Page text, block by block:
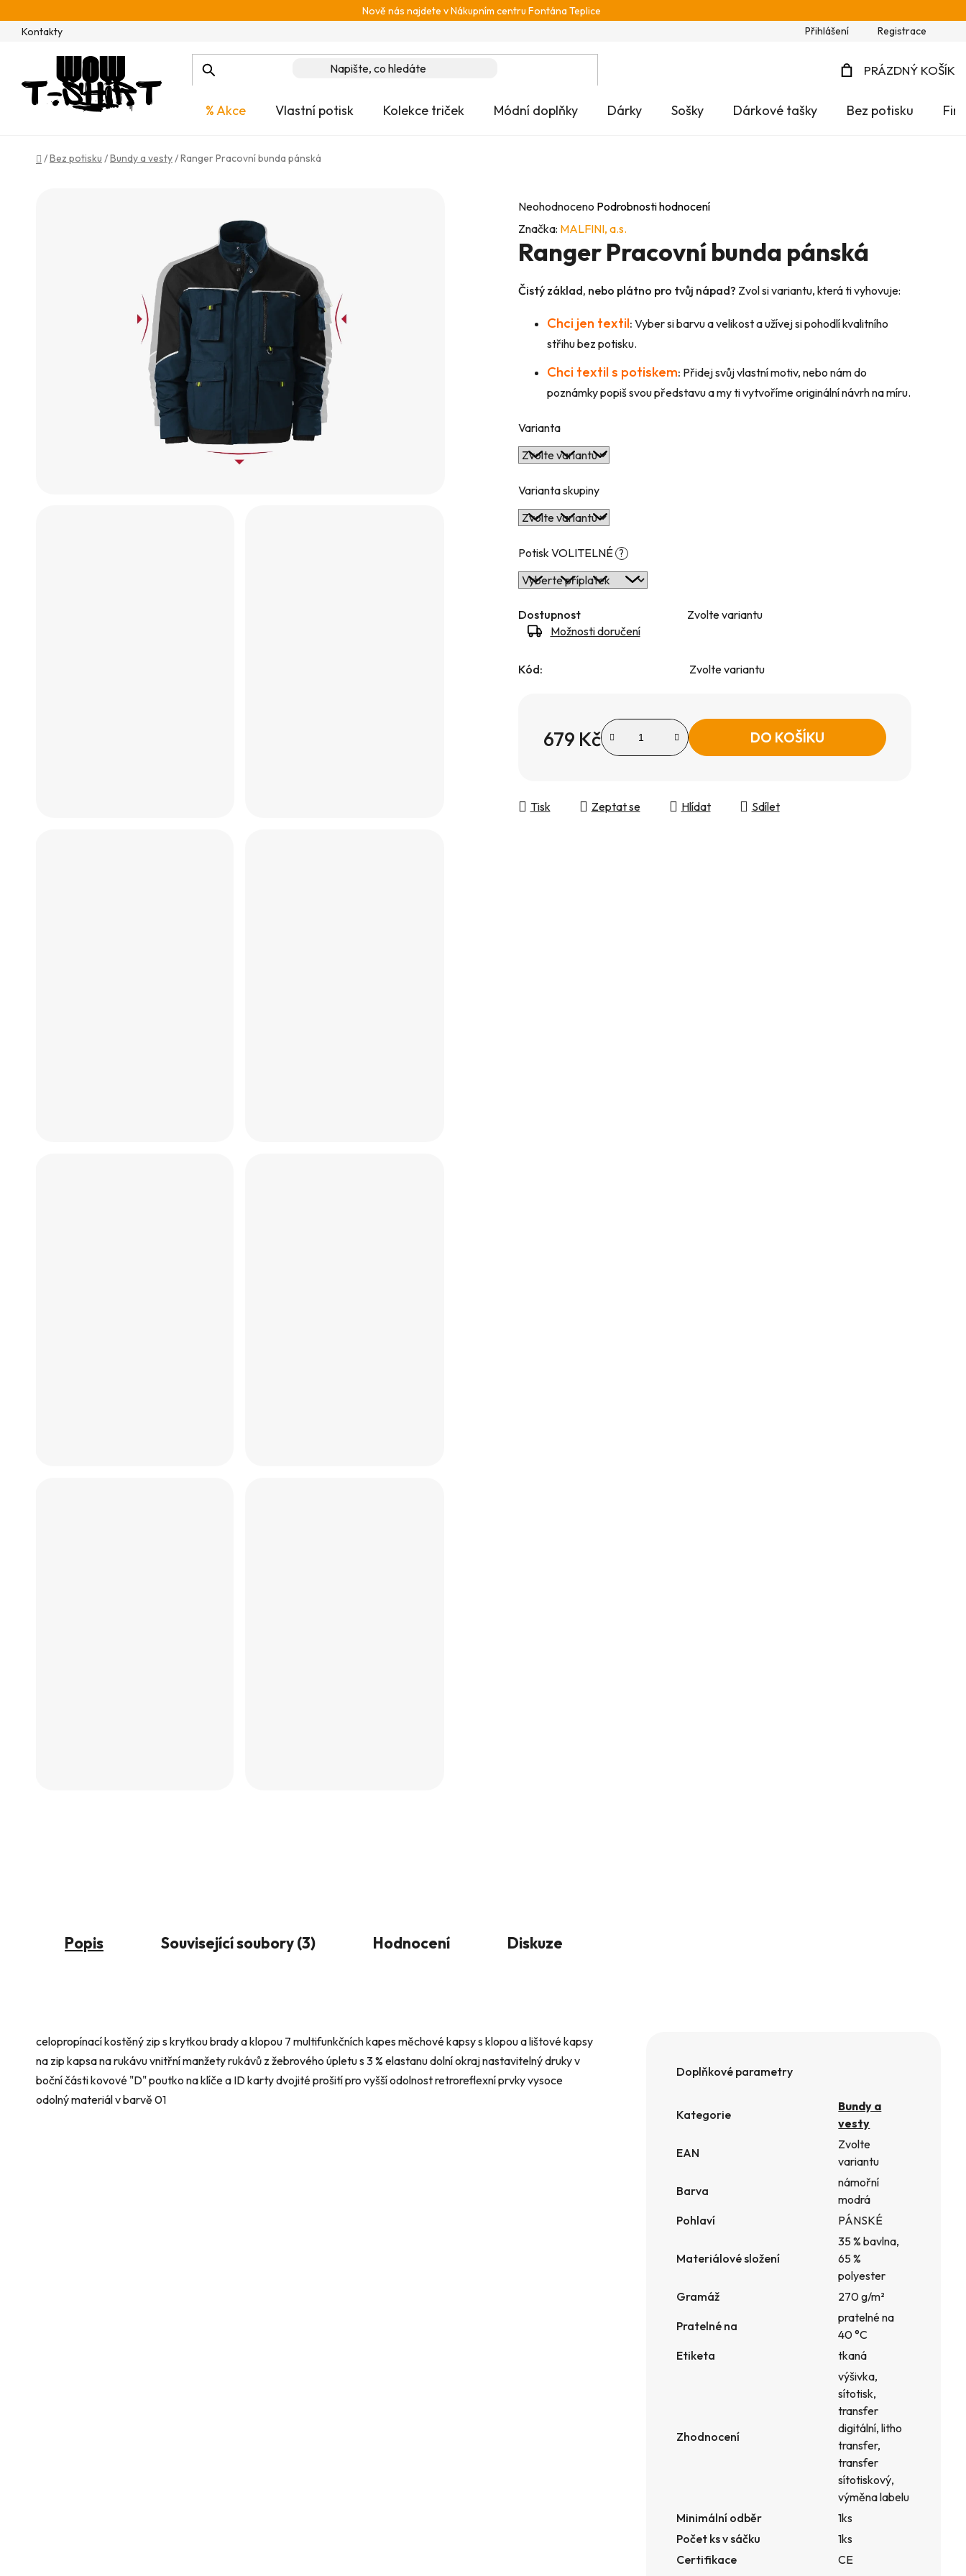
na
obsah
Nově nás najdete v Nákupním centru Fontána Teplice
Kontakty
Přihlášení Registrace
PRÁZDNÝ KOŠÍK
% Akce Vlastní potisk Kolekce triček Módní doplňky Dárky Sošky Dárkové tašky Bez potisku
Domů
/Bez potisku /Bundy a vesty/Ranger Pracovní bunda pánská
Průměrné
hodnocení
produktu
je
0,0
hvězdiček.
Neohodnoceno Podrobnosti hodnocení
Značka: MALFINI, a.s.
Ranger Pracovní bunda pánská
Čistý základ, nebo plátno pro tvůj nápad? Zvol si variantu, která ti vyhovuje:
Chci jen textil: Vyber si barvu a velikost a užívej si pohodlí kvalitního
střihu bez potisku.
Chci textil s potiskem: Přidej svůj vlastní motiv, nebo nám do
poznámky popiš svou představu a my ti vytvoříme originální návrh na míru.
Varianta
Varianta skupiny
Potisk VOLITELNÉ ?
Dostupnost
Zvolte variantu
Možnosti doručení
Kód: Zvolte variantu
679 Kč DO KOŠÍKU
Tisk Zeptat se Hlídat Sdílet
Popis Související soubory (3) Hodnocení Diskuze
celopropínací kostěný zip s krytkou brady a klopou 7 multifunkčních kapes měchové kapsy s klopou a lištové kapsy
na zip kapsa na rukávu vnitřní manžety rukávů z žebrového úpletu s 3 % elastanu dolní okraj nastavitelný druky v
boční části kovové "D" poutko na klíče a ID karty dvojité prošití pro vyšší odolnost retroreflexní prvky vysoce
odolný materiál v barvě 01
Doplňkové parametry
Kategorie
Bundy a
vesty
EAN
Zvolte
variantu
Barva
námořní
modrá
Pohlaví
PÁNSKÉ
Materiálové složení
35 % bavlna,
65 %
polyester
Gramáž
270 g/m²
Pratelné na
pratelné na
40 °C
Etiketa
tkaná
Zhodnocení
výšivka,
sítotisk,
transfer
digitální, litho
transfer,
transfer
sítotiskový,
výměna labelu
Minimální odběr
1ks
Počet ks v sáčku
1ks
Certifikace
CE